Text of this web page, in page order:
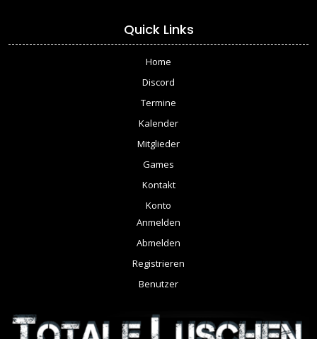
Quick Links
Home
Discord
Termine
Kalender
Mitglieder
Games
Kontakt
Konto
Anmelden
Abmelden
Registrieren
Benutzer